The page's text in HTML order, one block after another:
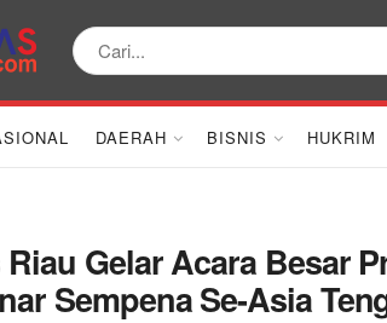
DAERAH BISNIS HUKRIM
Gelar Acara Besar
Sempena Se-Asia